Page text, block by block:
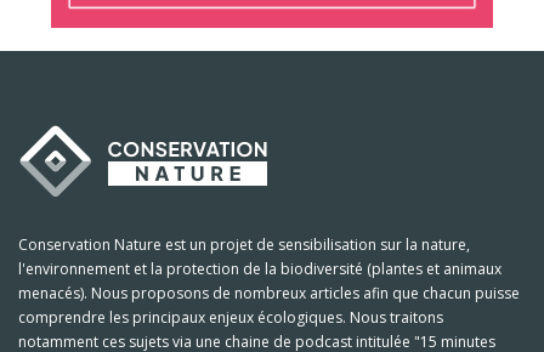
Conservation Nature est un projet de sensibilisation sur la nature,
l'environnement et la protection de la biodiversité (plantes et animaux
menacés). Nous proposons de nombreux articles afin que chacun puisse
comprendre les principaux enjeux écologiques. Nous traitons
notamment ces sujets via une chaine de podcast intitulée "15 minutes